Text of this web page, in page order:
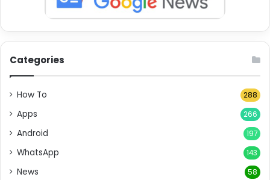
Categories
How To 288
Apps 266
Android 197
WhatsApp 143
News 58